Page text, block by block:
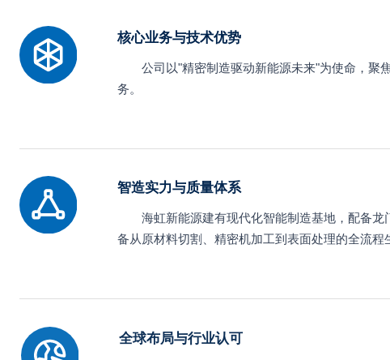
‌核心业务与技术优势‌
公司以"精密制造驱动新能源未来"为使命，聚
务。
‌智造实力与质量体系‌
海虹新能源建有现代化智能制造基地，配备
备从原材料切割、精密机加工到表面处理的全流程
‌全球布局与行业认可